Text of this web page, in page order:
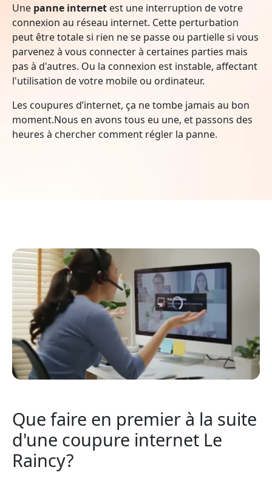
Une panne internet est une interruption de votre
connexion au réseau internet. Cette perturbation
peut être totale si rien ne se passe ou partielle si vous
parvenez à vous connecter à certaines parties mais
pas à d'autres. Ou la connexion est instable, affectant
l'utilisation de votre mobile ou ordinateur.
Les coupures d’internet, ça ne tombe jamais au bon
moment.Nous en avons tous eu une, et passons des
heures à chercher comment régler la panne.
Que faire en premier à la suite
d'une coupure internet Le
Raincy?